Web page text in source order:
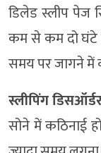
डिलेड स्लीप पेज
कम से कम दो घंटे
समय पर जागने में
स्लीपिंग
सोने में कठिनाई